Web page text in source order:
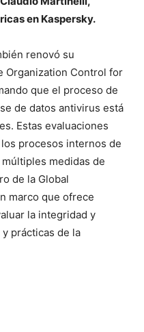
en Kaspersky.
renovó su
Organization Control for
que el proceso de
de datos antivirus está
Estas evaluaciones
procesos internos de
medidas de
de la Global
marco que ofrece
la integridad y
prácticas de la